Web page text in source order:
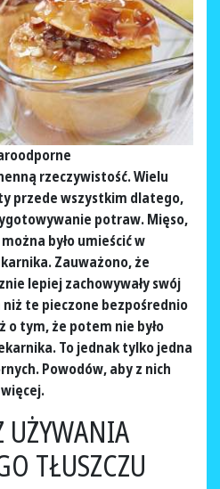
rzeczywistość. Wielu
przede wszystkim dlatego,
potraw. Mięso,
było umieścić w
Zauważono, że
lepiej zachowywały swój
te pieczone bezpośrednio
o tym, że potem nie było
To jednak tylko jedna
Powodów, aby z nich
UŻYWANIA
TŁUSZCZU